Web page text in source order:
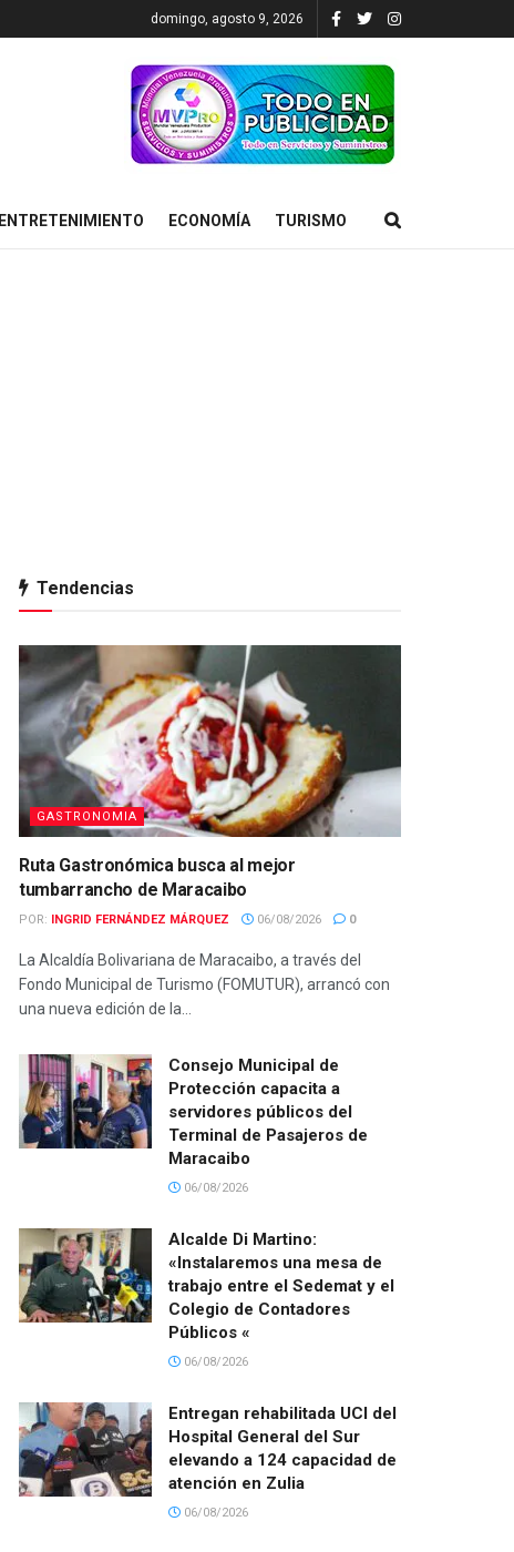
domingo, agosto 9, 2026
ENTRETENIMIENTO ECONOMÍA TURISMO
Tendencias
GASTRONOMIA
Ruta Gastronómica busca al mejor
tumbarrancho de Maracaibo
POR: INGRID FERNÁNDEZ MÁRQUEZ 06/08/2026 0
La Alcaldía Bolivariana de Maracaibo, a través del
Fondo Municipal de Turismo (FOMUTUR), arrancó con
una nueva edición de la...
Consejo Municipal de
Protección capacita a
servidores públicos del
Terminal de Pasajeros de
Maracaibo
06/08/2026
Alcalde Di Martino:
«Instalaremos una mesa de
trabajo entre el Sedemat y el
Colegio de Contadores
Públicos «
06/08/2026
Entregan rehabilitada UCI del
Hospital General del Sur
elevando a 124 capacidad de
atención en Zulia
06/08/2026